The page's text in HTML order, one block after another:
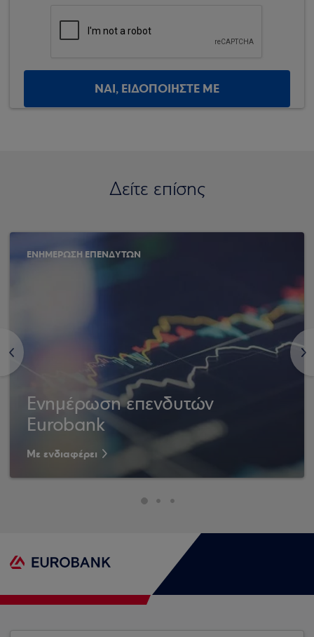
ΝΑΙ, ΕΙΔΟΠΟΙΗΣΤΕ ΜΕ
Δείτε επίσης
<
ΕΝΗΜΕΡΩΣΗ ΕΠΕΝΔΥΤΩΝ
Ενημέρωση επενδυτών
Eurobank
Με ενδιαφέρει
>